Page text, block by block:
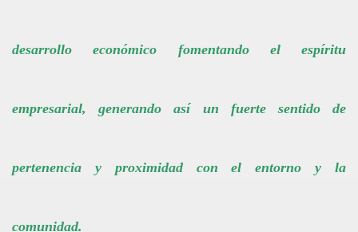
desarrollo económico fomentando el espíritu
empresarial, generando así un fuerte sentido de
pertenencia y proximidad con el entorno y la
comunidad.